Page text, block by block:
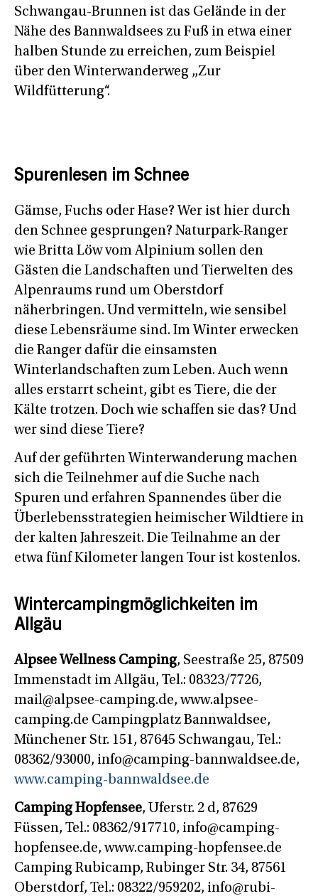
Schwangau-Brunnen ist das Gelände in der
Nähe des Bannwaldsees zu Fuß in etwa einer
halben Stunde zu erreichen, zum Beispiel
über den Winterwanderweg „Zur
Wildfütterung“.
Spurenlesen im Schnee
Gämse, Fuchs oder Hase? Wer ist hier durch
den Schnee gesprungen? Naturpark-Ranger
wie Britta Löw vom Alpinium sollen den
Gästen die Landschaften und Tierwelten des
Alpenraums rund um Oberstdorf
näherbringen. Und vermitteln, wie sensibel
diese Lebensräume sind. Im Winter erwecken
die Ranger dafür die einsamsten
Winterlandschaften zum Leben. Auch wenn
alles erstarrt scheint, gibt es Tiere, die der
Kälte trotzen. Doch wie schaffen sie das? Und
wer sind diese Tiere?
Auf der geführten Winterwanderung machen
sich die Teilnehmer auf die Suche nach
Spuren und erfahren Spannendes über die
Überlebensstrategien heimischer Wildtiere in
der kalten Jahreszeit. Die Teilnahme an der
etwa fünf Kilometer langen Tour ist kostenlos.
Wintercampingmöglichkeiten im
Allgäu
Alpsee Wellness Camping, Seestraße 25, 87509
Immenstadt im Allgäu, Tel.: 08323/7726,
mail@alpsee-camping.de, www.alpsee-
camping.de Campingplatz Bannwaldsee,
Münchener Str. 151, 87645 Schwangau, Tel.:
08362/93000, info@camping-bannwaldsee.de,
www.camping-bannwaldsee.de
Camping Hopfensee, Uferstr. 2 d, 87629
Füssen, Tel.: 08362/917710, info@camping-
hopfensee.de, www.camping-hopfensee.de
Camping Rubicamp, Rubinger Str. 34, 87561
Oberstdorf, Tel.: 08322/959202, info@rubi-